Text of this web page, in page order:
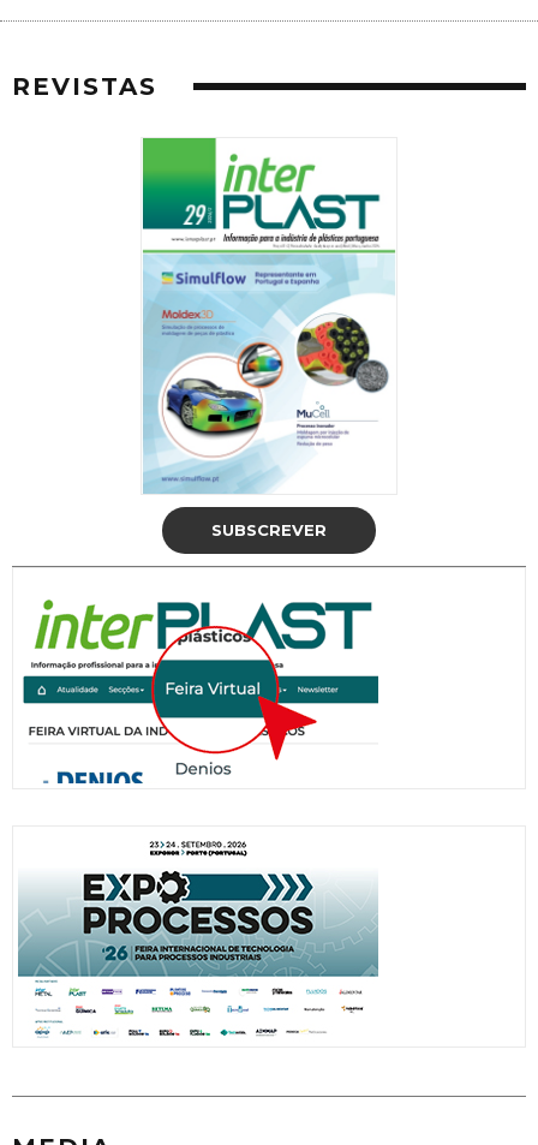
REVISTAS
SUBSCREVER